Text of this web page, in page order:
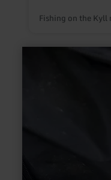
Fishing on the